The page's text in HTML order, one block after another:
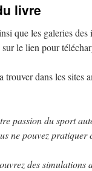
livre
que les galeries des
le lien pour
dans les sites
passion du sport
ne pouvez pratiquer
des simulations